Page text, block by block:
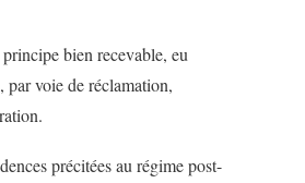
bien recevable, eu
voie de réclamation,
précitées au régime post-